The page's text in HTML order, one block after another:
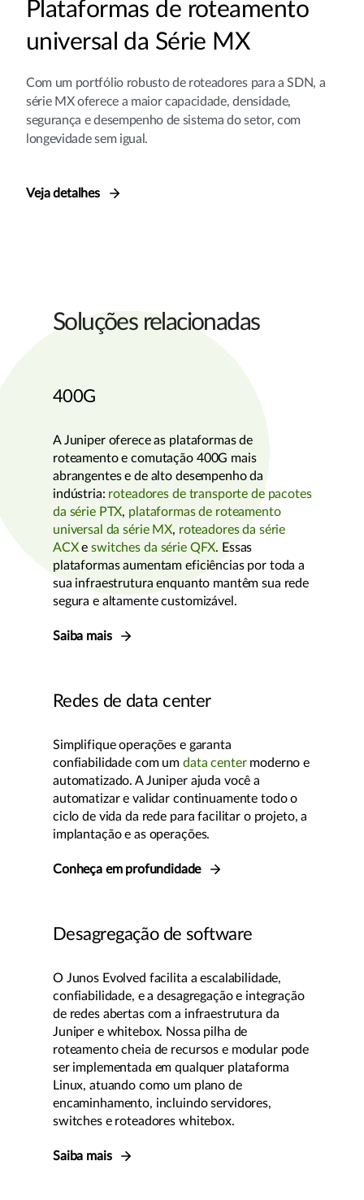
Plataformas de roteamento
universal da Série MX
Com um portfólio robusto de roteadores para a SDN, a
série MX oferece a maior capacidade, densidade,
segurança e desempenho de sistema do setor, com
longevidade sem igual.
Veja detalhes
Soluções relacionadas
400G
A Juniper oferece as plataformas de
roteamento e comutação 400G mais
abrangentes e de alto desempenho da
indústria: roteadores de transporte de pacotes
da série PTX, plataformas de roteamento
universal da série MX, roteadores da série
ACXeswitches da série QFX. Essas
plataformas aumentam eficiências por toda a
sua infraestrutura enquanto mantêm sua rede
segura e altamente customizável.
Saiba mais
Redes de data center
Simplifique operações e garanta
confiabilidade com um data centermoderno e
automatizado. A Juniper ajuda você a
automatizar e validar continuamente todo o
ciclo de vida da rede para facilitar o projeto, a
implantação e as operações.
Conheça em profundidade
Desagregação de software
O Junos Evolved facilita a escalabilidade,
confiabilidade, e a desagregação e integração
de redes abertas com a infraestrutura da
Juniper e whitebox. Nossa pilha de
roteamento cheia de recursos e modular pode
ser implementada em qualquer plataforma
Linux, atuando como um plano de
encaminhamento, incluindo servidores,
switches e roteadores whitebox.
Saiba mais